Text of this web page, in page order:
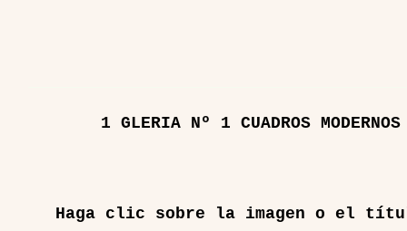
1 GLERIA Nº 1 CUADROS
Haga clic sobre la imagen o el